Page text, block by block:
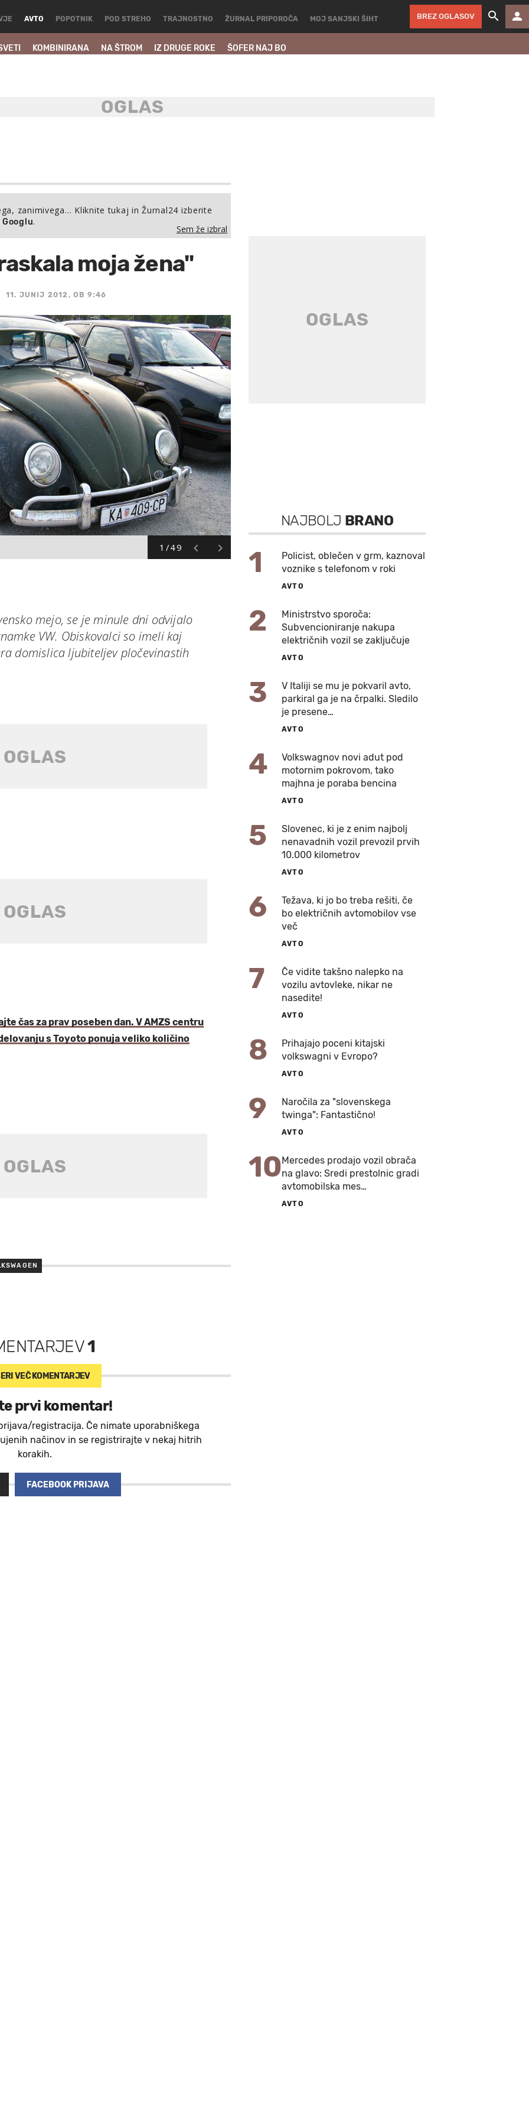
AVTO
KOMBINIRANA NA ŠTROM IZ DRUGE ROKE ŠOFER NAJ BO
POPOTNIK POD STREHO TRAJNOSTNO ŽURNAL PRIPOROČA MOJ SANJSKI ŠIHT BREZ OGLASOV
zanimivega… Kliknite tukaj in Žurnal24 izberite
.
Sem že izbral
moja žena"
11. JUNIJ 2012, OB 9:46
1/49
mejo, se je minule dni odvijalo
VW. Obiskovalci so imeli kaj
domislica ljubiteljev pločevinastih
čas za prav poseben dan. V AMZS centru
s Toyoto ponuja veliko količino
1
VEČ KOMENTARJEV
prvi komentar!
registracija. Če nimate uporabniškega
načinov in se registrirajte v nekaj hitrih
korakih.
FACEBOOK PRIJAVA
NAJBOLJ BRANO
1
Policist, oblečen v grm, kaznoval
voznike s telefonom v roki
AVTO
2
Ministrstvo sporoča:
Subvencioniranje nakupa
električnih vozil se zaključuje
AVTO
3
V Italiji se mu je pokvaril avto,
parkiral ga je na črpalki. Sledilo
je presene…
AVTO
4
Volkswagnov novi adut pod
motornim pokrovom, tako
majhna je poraba bencina
AVTO
5
Slovenec, ki je z enim najbolj
nenavadnih vozil prevozil prvih
10.000 kilometrov
AVTO
6
Težava, ki jo bo treba rešiti, če
bo električnih avtomobilov vse
več
AVTO
7
Če vidite takšno nalepko na
vozilu avtovleke, nikar ne
nasedite!
AVTO
8
Prihajajo poceni kitajski
volkswagni v Evropo?
AVTO
9
Naročila za "slovenskega
twinga": Fantastično!
AVTO
10Mercedes prodajo vozil obrača
na glavo: Sredi prestolnic gradi
avtomobilska mes…
AVTO